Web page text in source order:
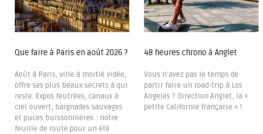
Que faire à Paris en août 2026 ?
Août à Paris, ville à moitié vidée,
offre ses plus beaux secrets à qui
reste. Expos feutrées, canaux à
ciel ouvert, baignades sauvages
et puces buissonnières : notre
feuille de route pour un été
48 heures chrono à Anglet
Vous n’avez pas le temps de
partir faire un road-trip à Los
Angeles ? Direction Anglet, la «
petite Californie française » !